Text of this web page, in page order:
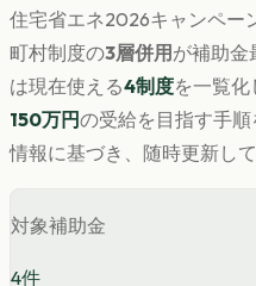
住宅省エネ2026キャンペー
町村制度の3層併用 が補助金
は現在使える4制度を一覧
150万円の受給を目指す手順
情報に基づき、随時更新して
対象補助金
4件